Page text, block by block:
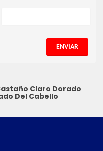
ENVIAR
Claro Dorado
Del Cabello